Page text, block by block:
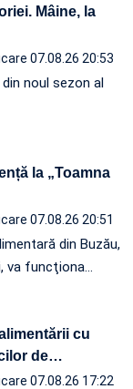
Mâine, la
07.08.26 20:53
noul sezon al
la „Toamna
07.08.26 20:51
din Buzău,
va funcţiona…
cu
de…
07.08.26 17:22